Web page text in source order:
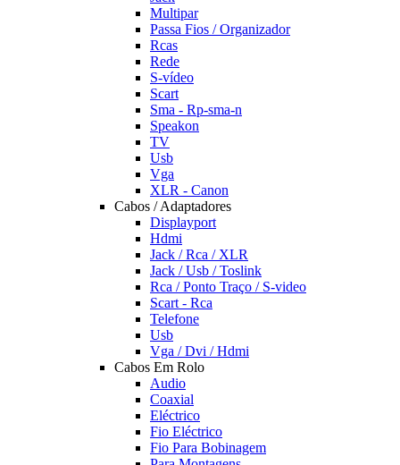
Multipar
Passa Fios / Organizador
Rcas
Rede
S-vídeo
Scart
Sma - Rp-sma-n
Speakon
TV
Usb
Vga
XLR - Canon
Cabos / Adaptadores
Displayport
Hdmi
Jack / Rca / XLR
Jack / Usb / Toslink
Rca / Ponto Traço / S-video
Scart - Rca
Telefone
Usb
Vga / Dvi / Hdmi
Cabos Em Rolo
Audio
Coaxial
Eléctrico
Fio Eléctrico
Fio Para Bobinagem